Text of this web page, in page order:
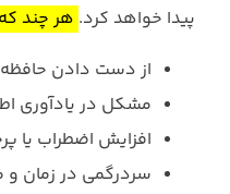
پیدا خواهد کرد. هر چند
از دست دادن حافظه
مشکل در یادآوری
افزایش اضطراب یا
سردرگمی در زمان و